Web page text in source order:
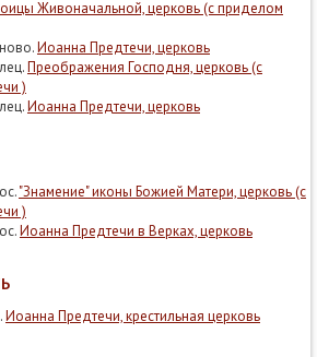
Живоначальной, церковь (с приделом
Иоанна Предтечи, церковь
Преображения Господня, церковь (с
)
Иоанна Предтечи, церковь
"Знамение" иконы Божией Матери, церковь (с
)
Иоанна Предтечи в Верках, церковь
Иоанна Предтечи, крестильная церковь